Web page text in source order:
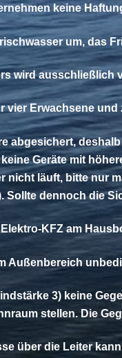
keine
um, das
wird ausschließlich
vier Erwachsene
abgesichert,
Geräte mit
nicht läuft, bitte nur
Sollte dennoch die
KFZ am
Außenbereich
3) keine
stellen. Die
über die Leiter